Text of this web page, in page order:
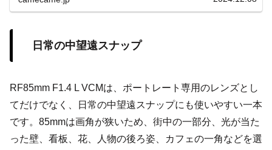
日常の中望遠スナップ
RF85mm F1.4 L VCMは、ポートレート専用のレンズとし
てだけでなく、日常の中望遠スナップにも使いやすい一本
です。85mmは画角が狭いため、街中の一部分、光が当た
った壁、看板、花、人物の後ろ姿、カフェの一角などを選